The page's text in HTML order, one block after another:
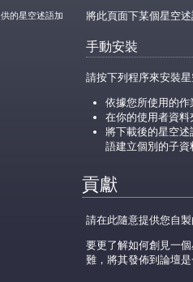
的星空述語加
將此頁面下某個星空
手動安裝
請按下列程序來安裝
依據您所使用的
在你的使用者資
將下載後的星空
語建立個別的子資
貢獻
請在此隨意提供您自
要更了解如何創見一
難，將其發佈到論壇